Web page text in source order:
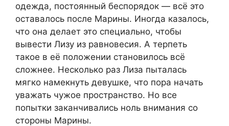
одежда, постоянный беспорядок — всё это
оставалось после Марины. Иногда казалось,
что она делает это специально, чтобы
вывести Лизу из равновесия. А терпеть
такое в её положении становилось всё
сложнее. Несколько раз Лиза пыталась
мягко намекнуть девушке, что пора начать
уважать чужое пространство. Но все
попытки заканчивались ноль внимания со
стороны Марины.